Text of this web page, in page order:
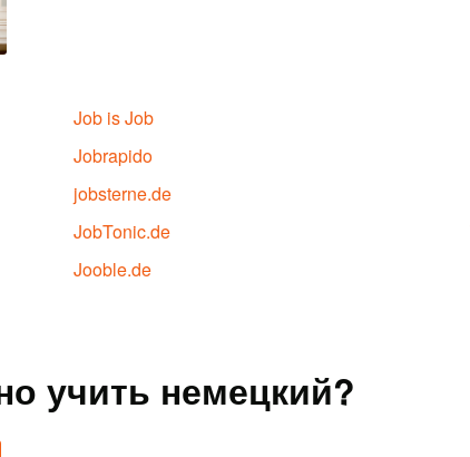
Job is Job
Jobrapido
jobsterne.de
JobTonic.de
Jooble.de
учить немецкий?